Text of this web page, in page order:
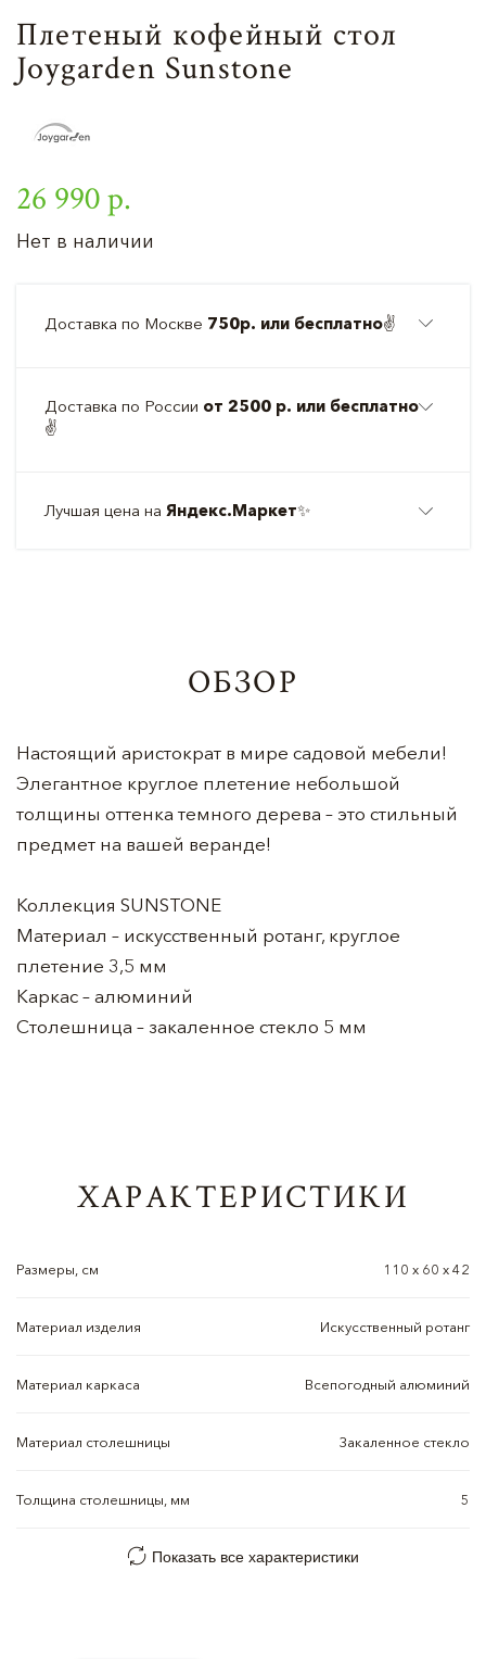
Плетеный кофейный стол
Joygarden Sunstone
26 990 р.
Нет в наличии
Доставка по Москве 750р. или бесплатно✌️
Доставка по России от 2500 р. или бесплатно
✌️
Лучшая цена на Яндекс.Маркет✨
ОБЗОР
Настоящий аристократ в мире садовой мебели!
Элегантное круглое плетение небольшой
толщины оттенка темного дерева – это стильный
предмет на вашей веранде!
Коллекция SUNSTONE
Материал – искусственный ротанг, круглое
плетение 3,5 мм
Каркас – алюминий
Столешница – закаленное стекло 5 мм
ХАРАКТЕРИСТИКИ
Размеры, см 110 х 60 х 42
Материал изделия Искусственный ротанг
Материал каркаса Всепогодный алюминий
Материал столешницы Закаленное стекло
Толщина столешницы, мм 5
Показать все характеристики